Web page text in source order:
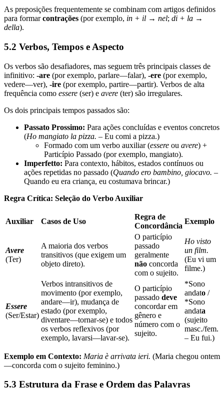
As preposições frequentemente se combinam com artigos definidos
para formarcontrações (por exemplo, in + il → nel; di + la →
della).
5.2 Verbos, Tempos e Aspecto
Os verbos são desafiadores, mas seguem três principais classes de
infinitivo: ‑are (por exemplo, parlare—falar), ‑ere (por exemplo,
vedere—ver), ‑ire (por exemplo, partire—partir). Verbos de alta
frequência como essere (ser) e avere (ter) são irregulares.
Os dois principais tempos passados são:
Passato Prossimo: Para ações concluídas e eventos concretos
(Ho mangiato la pizza. – Eu comi a pizza.)
Formado com um verbo auxiliar (essere ou avere) +
Particípio Passado (por exemplo, mangiato).
Imperfetto: Para contexto, hábitos, estados contínuos ou
ações repetidas no passado (Quando ero bambino, giocavo. –
Quando eu era criança, eu costumava brincar.)
Regra Crítica: Seleção do Verbo Auxiliar
Auxiliar Casos de Uso
Regra de
Concordância
Exemplo
Avere
(Ter)
A maioria dos verbos
transitivos (que exigem um
objeto direto).
O particípio
passado
geralmente
não concorda
com o sujeito.
Ho visto
un film.
(Eu vi um
filme.)
Essere
(Ser/Estar)
Verbos intransitivos de
movimento (por exemplo,
andare—ir), mudança de
estado (por exemplo,
diventare—tornar-se) e todos
os verbos reflexivos (por
exemplo, lavarsi—lavar-se).
O particípio
passado deve
concordar em
gênero e
número com o
sujeito.
*Sono
andato /
*Sono
andata
(sujeito
masc./fem.
– Eu fui.)
Exemplo em Contexto: Maria è arrivata ieri. (Maria chegou ontem
—concorda com o sujeito feminino.)
5.3 Estrutura da Frase e Ordem das Palavras